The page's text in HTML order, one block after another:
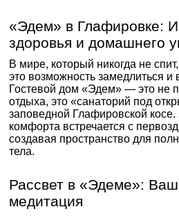
«Эдем» в Глафировке:
здоровья и домашнего
В мире, который никогда не
это возможность замедлиться и
Гостевой дом «Эдем» — это не
отдыха, это «санаторий под
заповедной Глафировской косе.
комфорта встречается с
создавая пространство для
тела.
Рассвет в «Эдеме»:
медитация